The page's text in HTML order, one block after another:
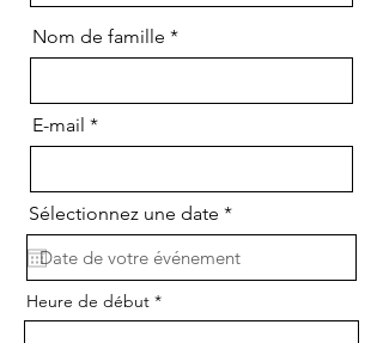
Nom de famille
E-mail
Sélectionnez une date *r
e
q
u
i
e
Heure de début